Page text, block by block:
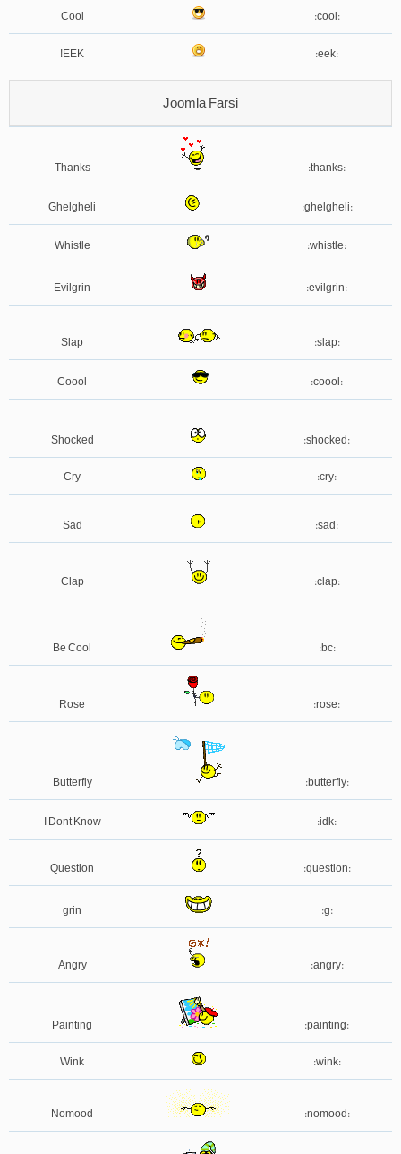
:cool:
Cool
:eek:
EEK!
Joomla Farsi
:thanks:
Thanks
:ghelgheli:
Ghelgheli
:whistle:
Whistle
:evilgrin:
Evilgrin
:slap:
Slap
:coool:
Coool
:shocked:
Shocked
:cry:
Cry
:sad:
Sad
:clap:
Clap
:bc:
Be Cool
:rose:
Rose
:butterfly:
Butterfly
:idk:
I Dont Know
:question:
Question
:g:
grin
:angry:
Angry
:painting:
Painting
:wink:
Wink
:nomood:
Nomood